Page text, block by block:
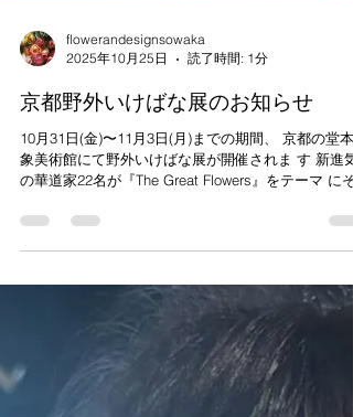
flowerandesignsowaka
京都野外いけばな展のお知らせ
象美術館にて野外いけばな展が開催されま す 新進気
するSOWAKAのオーナー裕心 が作品を出展しますの
でぜひお越しくださいませ🌼 〈詳細〉 📍場所 京都府
立堂本印象美術館 京都市北区平野上柳町26-3 （駐車
はございませんので公共交通機関でお越しください
🗓️日程 10月31日(金)〜11月3日(月) （31日(金)は9時
半〜生け込みの様子をご覧いただけます) 👛観覧料 無
料 🔗問い合わせ 文化生活部文化芸術課 Tel 075-414-